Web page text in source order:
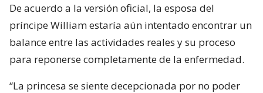
De acuerdo a la versión oficial, la esposa del
príncipe William estaría aún intentado encontrar un
balance entre las actividades reales y su proceso
para reponerse completamente de la enfermedad.
“La princesa se siente decepcionada por no poder